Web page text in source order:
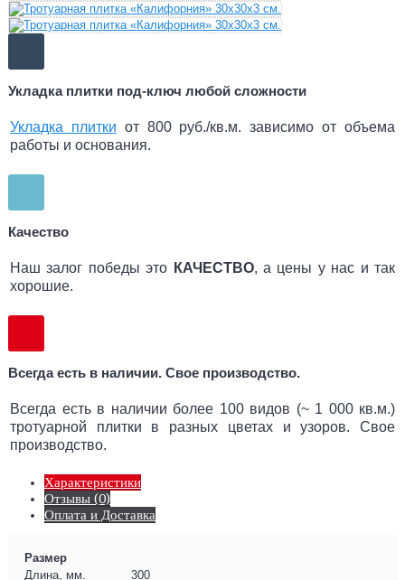
Укладка плитки под-ключ любой сложности
Укладка плитки от 800 руб./кв.м. зависимо от объема
работы и основания.
Качество
Наш залог победы это КАЧЕСТВО, а цены у нас и так
хорошие.
Всегда есть в наличии. Свое производство.
Всегда есть в наличии более 100 видов (~ 1 000 кв.м.)
тротуарной плитки в разных цветах и узоров. Свое
производство.
Характеристики
Отзывы (0)
Оплата и Доставка
Размер
Длина, мм.
300